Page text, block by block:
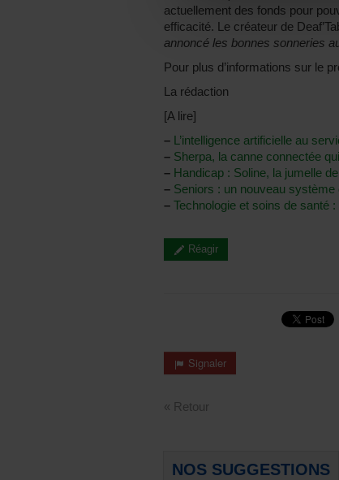
actuellement des fonds pour
efficacité. Le créateur de
annoncé les bonnes sonneries
Pour plus d’informations sur le
La rédaction
[A lire]
– L’intelligence artificielle au
– Sherpa, la canne connectée
– Handicap : Soline, la jumelle
– Seniors : un nouveau système
– Technologie et soins de santé
Réagir
Signaler
« Retour
NOS SUGGESTIONS